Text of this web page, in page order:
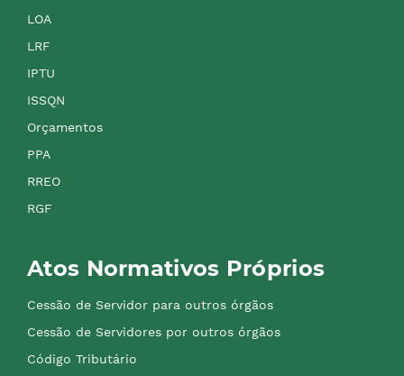
LOA
LRF
IPTU
ISSQN
Orçamentos
PPA
RREO
RGF
Atos Normativos Próprios
Cessão de Servidor para outros órgãos
Cessão de Servidores por outros órgãos
Código Tributário